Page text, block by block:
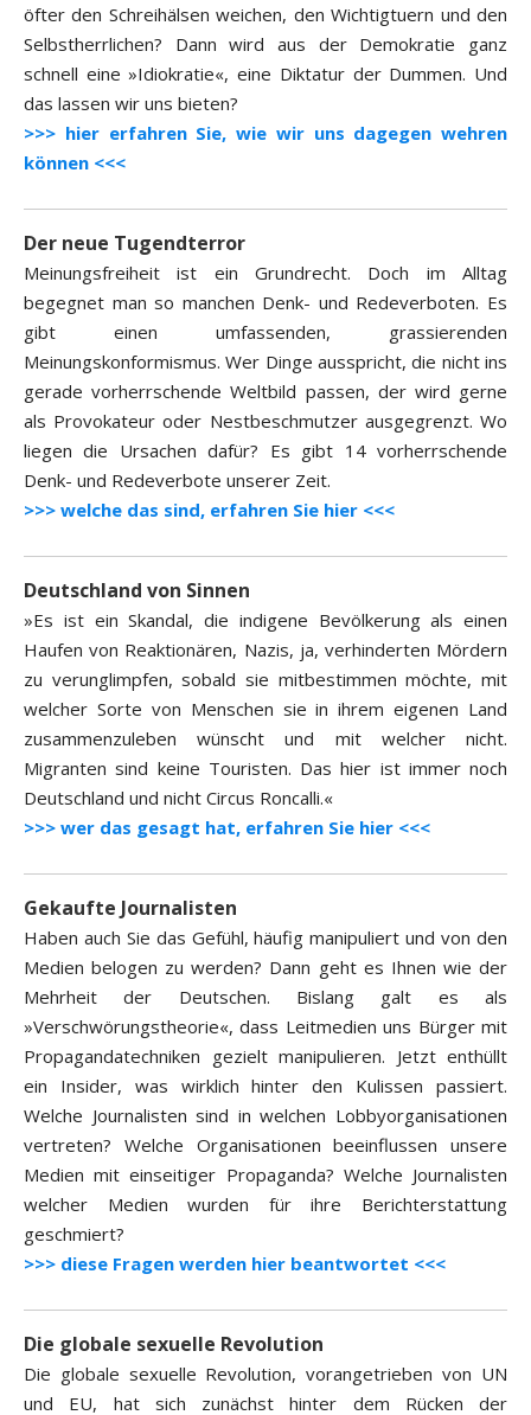
öfter den Schreihälsen weichen, den Wichtigtuern und den
Selbstherrlichen? Dann wird aus der Demokratie ganz
schnell eine »Idiokratie«, eine Diktatur der Dummen. Und
das lassen wir uns bieten?
>>> hier erfahren Sie, wie wir uns dagegen wehren
können <<<
Der neue Tugendterror
Meinungsfreiheit ist ein Grundrecht. Doch im Alltag
begegnet man so manchen Denk- und Redeverboten. Es
gibt einen umfassenden, grassierenden
Meinungskonformismus. Wer Dinge ausspricht, die nicht ins
gerade vorherrschende Weltbild passen, der wird gerne
als Provokateur oder Nestbeschmutzer ausgegrenzt. Wo
liegen die Ursachen dafür? Es gibt 14 vorherrschende
Denk- und Redeverbote unserer Zeit.
>>> welche das sind, erfahren Sie hier <<<
Deutschland von Sinnen
»Es ist ein Skandal, die indigene Bevölkerung als einen
Haufen von Reaktionären, Nazis, ja, verhinderten Mördern
zu verunglimpfen, sobald sie mitbestimmen möchte, mit
welcher Sorte von Menschen sie in ihrem eigenen Land
zusammenzuleben wünscht und mit welcher nicht.
Migranten sind keine Touristen. Das hier ist immer noch
Deutschland und nicht Circus Roncalli.«
>>> wer das gesagt hat, erfahren Sie hier <<<
Gekaufte Journalisten
Haben auch Sie das Gefühl, häufig manipuliert und von den
Medien belogen zu werden? Dann geht es Ihnen wie der
Mehrheit der Deutschen. Bislang galt es als
»Verschwörungstheorie«, dass Leitmedien uns Bürger mit
Propagandatechniken gezielt manipulieren. Jetzt enthüllt
ein Insider, was wirklich hinter den Kulissen passiert.
Welche Journalisten sind in welchen Lobbyorganisationen
vertreten? Welche Organisationen beeinflussen unsere
Medien mit einseitiger Propaganda? Welche Journalisten
welcher Medien wurden für ihre Berichterstattung
geschmiert?
>>> diese Fragen werden hier beantwortet <<<
Die globale sexuelle Revolution
Die globale sexuelle Revolution, vorangetrieben von UN
und EU, hat sich zunächst hinter dem Rücken der